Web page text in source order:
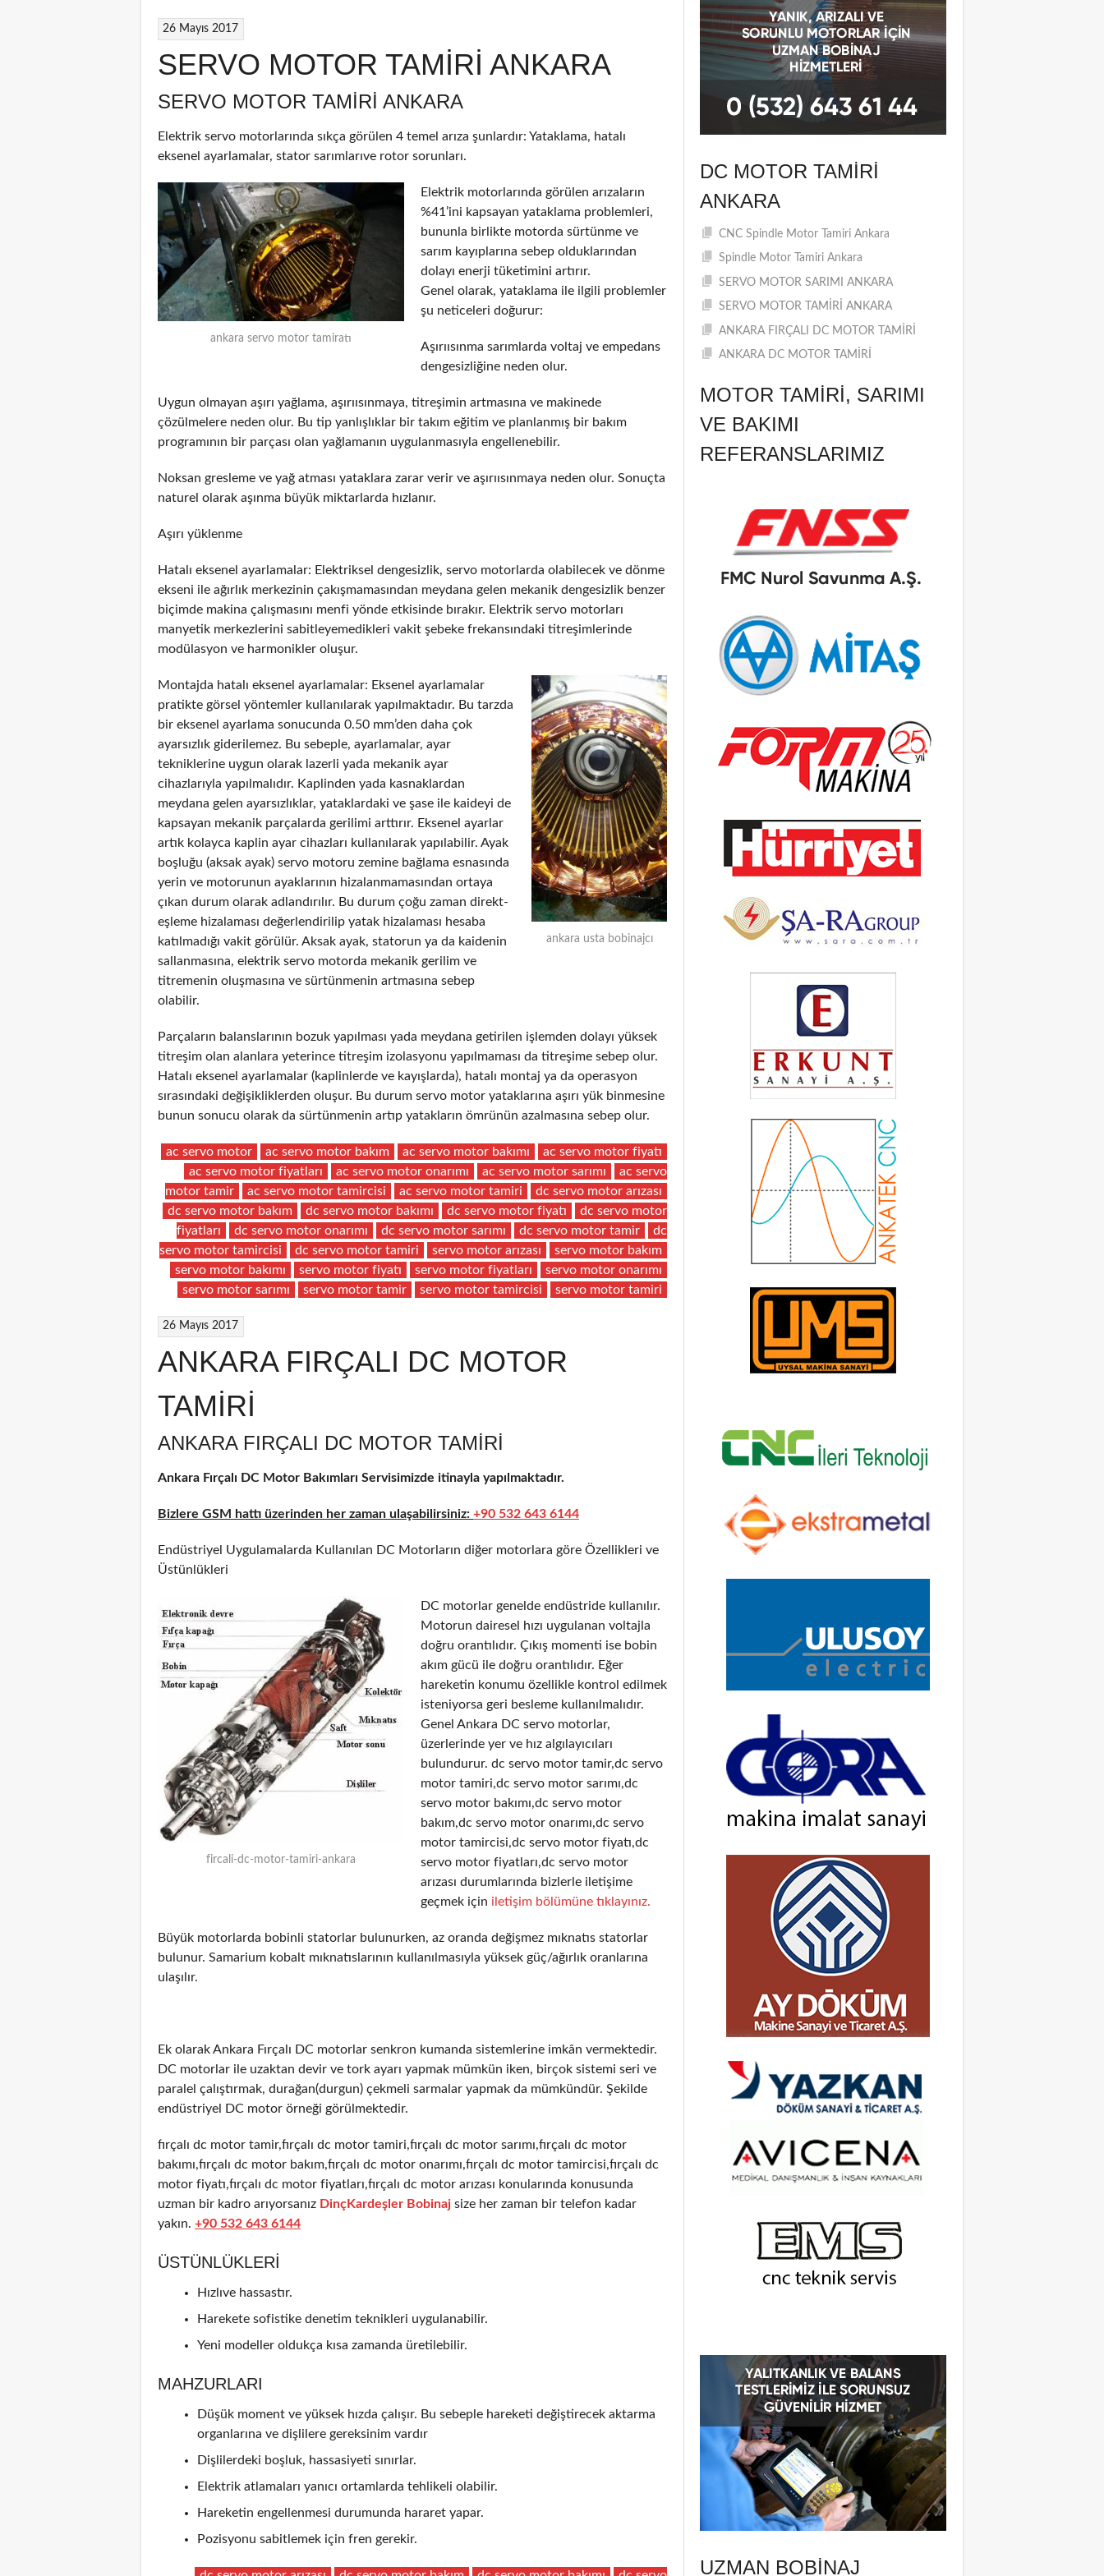
26 Mayıs 2017
SERVO MOTOR TAMİRİ ANKARA
SERVO MOTOR TAMIRI ANKARA
Elektrik servo motorlarında sıkça görülen 4 temel arıza şunlardır: Yataklama, hatalı
eksenel ayarlamalar, stator sarımlarıve rotor sorunları.
ankara servo motor tamiratı
Elektrik motorlarında görülen arızaların
%41’ini kapsayan yataklama problemleri,
bununla birlikte motorda sürtünme ve
sarım kayıplarına sebep olduklarından
dolayı enerji tüketimini artırır.
Genel olarak, yataklama ile ilgili problemler
şu neticeleri doğurur:
Aşırıısınma sarımlarda voltaj ve empedans
dengesizliğine neden olur.
Uygun olmayan aşırı yağlama, aşırıısınmaya, titreşimin artmasına ve makinede
çözülmelere neden olur. Bu tip yanlışlıklar bir takım eğitim ve planlanmış bir bakım
programının bir parçası olan yağlamanın uygulanmasıyla engellenebilir.
Noksan gresleme ve yağ atması yataklara zarar verir ve aşırıısınmaya neden olur. Sonuçta
naturel olarak aşınma büyük miktarlarda hızlanır.
Aşırı yüklenme
Hatalı eksenel ayarlamalar: Elektriksel dengesizlik, servo motorlarda olabilecek ve dönme
ekseni ile ağırlık merkezinin çakışmamasından meydana gelen mekanik dengesizlik benzer
biçimde makina çalışmasını menfi yönde etkisinde bırakır. Elektrik servo motorları
manyetik merkezlerini sabitleyemedikleri vakit şebeke frekansındaki titreşimlerinde
modülasyon ve harmonikler oluşur.
ankara usta bobinajcı
Montajda hatalı eksenel ayarlamalar: Eksenel ayarlamalar
pratikte görsel yöntemler kullanılarak yapılmaktadır. Bu tarzda
bir eksenel ayarlama sonucunda 0.50 mm’den daha çok
ayarsızlık giderilemez. Bu sebeple, ayarlamalar, ayar
tekniklerine uygun olarak lazerli yada mekanik ayar
cihazlarıyla yapılmalıdır. Kaplinden yada kasnaklardan
meydana gelen ayarsızlıklar, yataklardaki ve şase ile kaideyi de
kapsayan mekanik parçalarda gerilimi arttırır. Eksenel ayarlar
artık kolayca kaplin ayar cihazları kullanılarak yapılabilir. Ayak
boşluğu (aksak ayak) servo motoru zemine bağlama esnasında
yerin ve motorunun ayaklarının hizalanmamasından ortaya
çıkan durum olarak adlandırılır. Bu durum çoğu zaman direkt-
eşleme hizalaması değerlendirilip yatak hizalaması hesaba
katılmadığı vakit görülür. Aksak ayak, statorun ya da kaidenin
sallanmasına, elektrik servo motorda mekanik gerilim ve
titremenin oluşmasına ve sürtünmenin artmasına sebep
olabilir.
Parçaların balanslarının bozuk yapılması yada meydana getirilen işlemden dolayı yüksek
titreşim olan alanlara yeterince titreşim izolasyonu yapılmaması da titreşime sebep olur.
Hatalı eksenel ayarlamalar (kaplinlerde ve kayışlarda), hatalı montaj ya da operasyon
sırasındaki değişikliklerden oluşur. Bu durum servo motor yataklarına aşırı yük binmesine
bunun sonucu olarak da sürtünmenin artıp yatakların ömrünün azalmasına sebep olur.
ac servo motor ac servo motor bakım ac servo motor bakımı
ac servo motor fiyatı
ac servo motor fiyatları
ac servo motor onarımı ac servo motor sarımı
ac servo
motor tamir
ac servo motor tamircisi ac servo motor tamiri
dc servo motor arızası
dc servo motor bakım
dc servo motor bakımı dc servo motor fiyatı
dc servo motor
fiyatları
dc servo motor onarımı dc servo motor sarımı dc servo motor tamir
dc
servo motor tamircisi
dc servo motor tamiri servo motor arızası
servo motor bakım
servo motor bakımı
servo motor fiyatı servo motor fiyatları
servo motor onarımı
servo motor sarımı
servo motor tamir servo motor tamircisi servo motor tamiri
26 Mayıs 2017
ANKARA FIRÇALI DC MOTOR
TAMİRİ
ANKARA FIRÇALI DC MOTOR TAMIRI
Ankara Fırçalı DC Motor Bakımları Servisimizde itinayla yapılmaktadır.
Bizlere GSM hattı üzerinden her zaman ulaşabilirsiniz: +90 532 643 6144
Endüstriyel Uygulamalarda Kullanılan DC Motorların diğer motorlara göre Özellikleri ve
Üstünlükleri
fircali-dc-motor-tamiri-ankara
DC motorlar genelde endüstride kullanılır.
Motorun dairesel hızı uygulanan voltajla
doğru orantılıdır. Çıkış momenti ise bobin
akım gücü ile doğru orantılıdır. Eğer
hareketin konumu özellikle kontrol edilmek
isteniyorsa geri besleme kullanılmalıdır.
Genel Ankara DC servo motorlar,
üzerlerinde yer ve hız algılayıcıları
bulundurur. dc servo motor tamir,dc servo
motor tamiri,dc servo motor sarımı,dc
servo motor bakımı,dc servo motor
bakım,dc servo motor onarımı,dc servo
motor tamircisi,dc servo motor fiyatı,dc
servo motor fiyatları,dc servo motor
arızası durumlarında bizlerle iletişime
geçmek için iletişim bölümüne tıklayınız.
Büyük motorlarda bobinli statorlar bulunurken, az oranda değişmez mıknatıs statorlar
bulunur. Samarium kobalt mıknatıslarının kullanılmasıyla yüksek güç/ağırlık oranlarına
ulaşılır.
Ek olarak Ankara Fırçalı DC motorlar senkron kumanda sistemlerine imkân vermektedir.
DC motorlar ile uzaktan devir ve tork ayarı yapmak mümkün iken, birçok sistemi seri ve
paralel çalıştırmak, durağan(durgun) çekmeli sarmalar yapmak da mümkündür. Şekilde
endüstriyel DC motor örneği görülmektedir.
fırçalı dc motor tamir,fırçalı dc motor tamiri,fırçalı dc motor sarımı,fırçalı dc motor
bakımı,fırçalı dc motor bakım,fırçalı dc motor onarımı,fırçalı dc motor tamircisi,fırçalı dc
motor fiyatı,fırçalı dc motor fiyatları,fırçalı dc motor arızası konularında konusunda
uzman bir kadro arıyorsanız DinçKardeşler Bobinaj size her zaman bir telefon kadar
yakın. +90 532 643 6144
ÜSTÜNLÜKLERI
Hızlıve hassastır.
Harekete sofistike denetim teknikleri uygulanabilir.
Yeni modeller oldukça kısa zamanda üretilebilir.
MAHZURLARI
Düşük moment ve yüksek hızda çalışır. Bu sebeple hareketi değiştirecek aktarma
organlarına ve dişlilere gereksinim vardır
Dişlilerdeki boşluk, hassasiyeti sınırlar.
Elektrik atlamaları yanıcı ortamlarda tehlikeli olabilir.
Hareketin engellenmesi durumunda hararet yapar.
Pozisyonu sabitlemek için fren gerekir.
DC MOTOR TAMIRI
ANKARA
CNC Spindle Motor Tamiri Ankara
Spindle Motor Tamiri Ankara
SERVO MOTOR SARIMI ANKARA
SERVO MOTOR TAMİRİ ANKARA
ANKARA FIRÇALI DC MOTOR TAMİRİ
ANKARA DC MOTOR TAMİRİ
MOTOR TAMIRI, SARIMI
VE BAKIMI
REFERANSLARIMIZ
UZMAN BOBINAJ